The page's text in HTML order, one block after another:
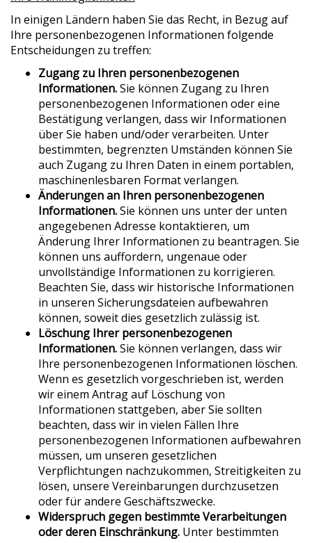
In einigen Ländern haben Sie das Recht, in Bezug auf
Ihre personenbezogenen Informationen folgende
Entscheidungen zu treffen:
Zugang zu Ihren personenbezogenen
Informationen.Sie können Zugang zu Ihren
personenbezogenen Informationen oder eine
Bestätigung verlangen, dass wir Informationen
über Sie haben und/oder verarbeiten. Unter
bestimmten, begrenzten Umständen können Sie
auch Zugang zu Ihren Daten in einem portablen,
maschinenlesbaren Format verlangen.
Änderungen an Ihren personenbezogenen
Informationen.Sie können uns unter der unten
angegebenen Adresse kontaktieren, um
Änderung Ihrer Informationen zu beantragen. Sie
können uns auffordern, ungenaue oder
unvollständige Informationen zu korrigieren.
Beachten Sie, dass wir historische Informationen
in unseren Sicherungsdateien aufbewahren
können, soweit dies gesetzlich zulässig ist.
Löschung Ihrer personenbezogenen
Informationen.Sie können verlangen, dass wir
Ihre personenbezogenen Informationen löschen.
Wenn es gesetzlich vorgeschrieben ist, werden
wir einem Antrag auf Löschung von
Informationen stattgeben, aber Sie sollten
beachten, dass wir in vielen Fällen Ihre
personenbezogenen Informationen aufbewahren
müssen, um unseren gesetzlichen
Verpflichtungen nachzukommen, Streitigkeiten zu
lösen, unsere Vereinbarungen durchzusetzen
oder für andere Geschäftszwecke.
Widerspruch gegen bestimmte Verarbeitungen
oder deren Einschränkung. Unter bestimmten